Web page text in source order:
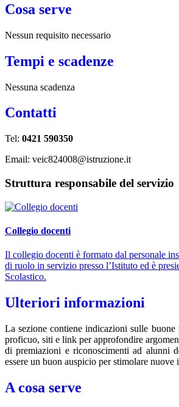
Cosa serve
Nessun requisito necessario
Tempi e scadenze
Nessuna scadenza
Contatti
Tel: 0421 590350
Email: veic824008@istruzione.it
Struttura responsabile del servizio
Collegio docenti
Il collegio docenti è formato dal personale
di ruolo in servizio presso l’Istituto ed è
Scolastico.
Ulteriori informazioni
La sezione contiene indicazioni sulle
proficuo, siti e link per approfondire
di premiazioni e riconoscimenti ad alunni
essere un buon auspicio per stimolare nuove
A cosa serve